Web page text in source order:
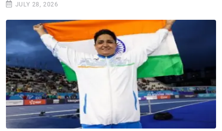
JULY 28, 2026